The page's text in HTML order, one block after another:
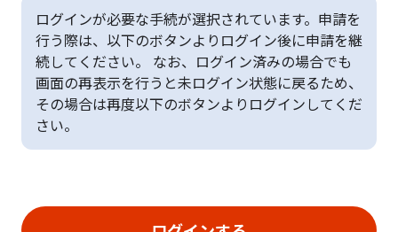
ログインが必要な手続が選択されています。申請を
行う際は、以下のボタンよりログイン後に申請を継
続してください。 なお、ログイン済みの場合でも
画面の再表示を行うと未ログイン状態に戻るため、
その場合は再度以下のボタンよりログインしてくだ
さい。